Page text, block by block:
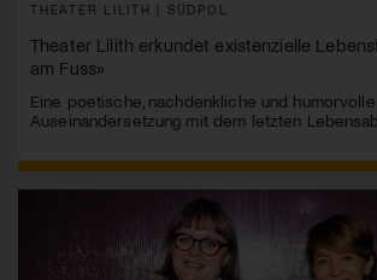
THEATER LILITH | SÜDPOL
Theater Lilith erkundet existenzielle
am Fuss»
Eine poetische, nachdenkliche und humorvolle
Auseinandersetzung mit dem letzten